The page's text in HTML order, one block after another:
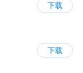
下载
下载